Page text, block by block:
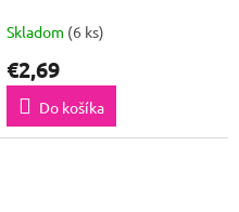
Skladom (6 ks)
€2,69
Do košíka